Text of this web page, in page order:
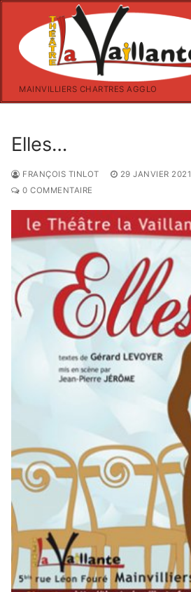
contenu
MAINVILLIERS CHARTRES AGGLO
Elles…
FRANÇOIS TINLOT 29 JANVIER 2021
0 COMMENTAIRE